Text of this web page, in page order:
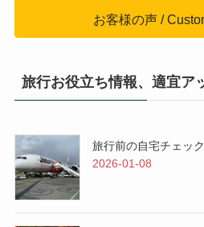
お客様の声 /
旅行お役立ち情報、適宜ア
旅行前の自宅チェッ
2026-01-08